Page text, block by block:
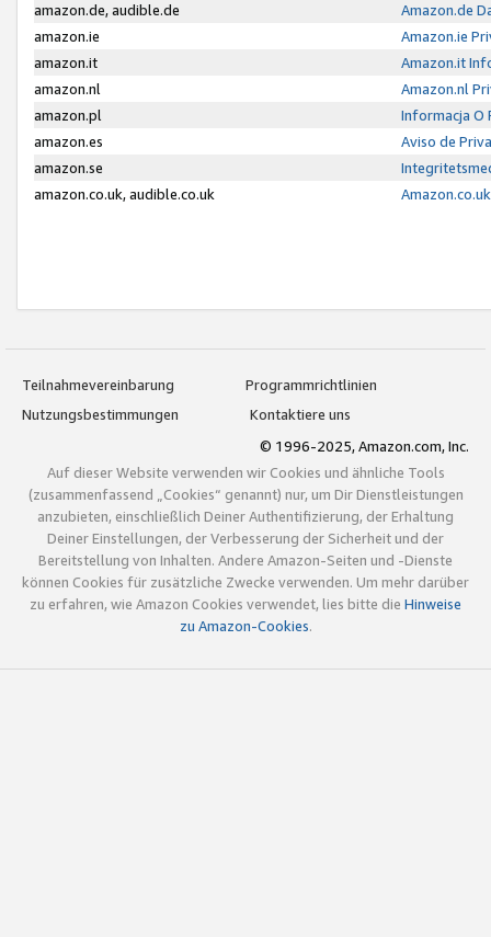
amazon.de, audible.de
Amazon.de
amazon.ie
Amazon.ie
amazon.it
Amazon.it
amazon.nl
Amazon.nl
amazon.pl
Informacja O
amazon.es
Aviso de
amazon.se
amazon.co.uk, audible.co.uk
Teilnahmevereinbarung
Programmrichtlinien
Nutzungsbestimmungen
Kontaktiere uns
© 1996-2025, Amazon.com, Inc.
Auf dieser Website verwenden wir Cookies und ähnliche Tools
(zusammenfassend „Cookies“ genannt) nur, um Dir Dienstleistungen
anzubieten, einschließlich Deiner Authentifizierung, der Erhaltung
Deiner Einstellungen, der Verbesserung der Sicherheit und der
Bereitstellung von Inhalten. Andere Amazon-Seiten und -Dienste
können Cookies für zusätzliche Zwecke verwenden. Um mehr darüber
zu erfahren, wie Amazon Cookies verwendet, lies bitte die Hinweise
zu Amazon-Cookies.